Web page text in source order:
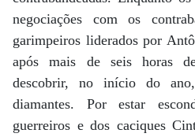
negociações com os
garimpeiros liderados por
após mais de seis horas
descobrir, no início do
diamantes. Por estar
guerreiros e dos caciques